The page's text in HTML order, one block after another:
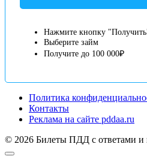
Нажмите кнопку
Выберите займ
Получите до 100 000₽
Политика
Контакты
Реклама на сайте pddaa.ru
© 2026 Билеты ПДД с ответами и